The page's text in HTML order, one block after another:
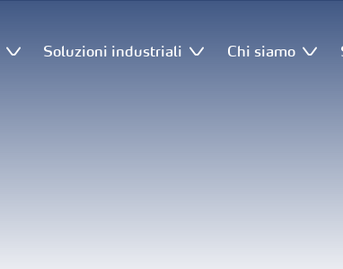
Soluzioni industriali Chi siamo